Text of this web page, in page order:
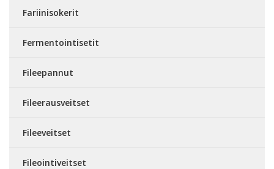
Fariinisokerit
Fermentointisetit
Fileepannut
Fileerausveitset
Fileeveitset
Fileointiveitset